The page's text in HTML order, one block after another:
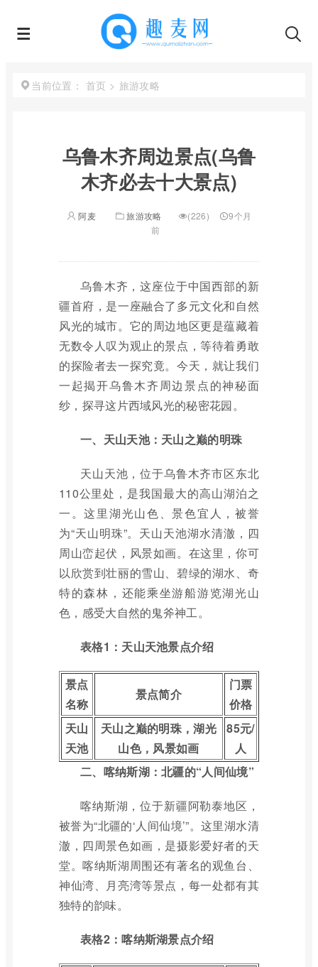
当前位置： 首页 > 旅游攻略
乌鲁木齐周边景点(乌鲁
木齐必去十大景点)
阿麦 旅游攻略 (226)
9个月
前
乌鲁木齐，这座位于中国西部的新
疆首府，是一座融合了多元文化和自然
风光的城市。它的周边地区更是蕴藏着
无数令人叹为观止的景点，等待着勇敢
的探险者去一探究竟。今天，就让我们
一起揭开乌鲁木齐周边景点的神秘面
纱，探寻这片西域风光的秘密花园。
一、天山天池：天山之巅的明珠
天山天池，位于乌鲁木齐市区东北
110公里处，是我国最大的高山湖泊之
一。这里湖光山色、景色宜人，被誉
为“天山明珠”。天山天池湖水清澈，四
周山峦起伏，风景如画。在这里，你可
以欣赏到壮丽的雪山、碧绿的湖水、奇
特的森林，还能乘坐游船游览湖光山
色，感受大自然的鬼斧神工。
表格1：天山天池景点介绍
景点
名称
景点简介
门票
价格
天山
天池
天山之巅的明珠，湖光
山色，风景如画
85元/
人
二、喀纳斯湖：北疆的“人间仙境”
喀纳斯湖，位于新疆阿勒泰地区，
被誉为“北疆的‘人间仙境’”。这里湖水清
澈，四周景色如画，是摄影爱好者的天
堂。喀纳斯湖周围还有著名的观鱼台、
神仙湾、月亮湾等景点，每一处都有其
独特的韵味。
表格2：喀纳斯湖景点介绍